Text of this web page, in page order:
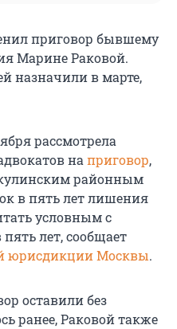
приговор бывшему
Марине Раковой.
назначили в марте,
рассмотрела
на приговор,
районным
в пять лет лишения
условным с
лет, сообщает
юрисдикции Москвы.
оставили без
ранее, Раковой также